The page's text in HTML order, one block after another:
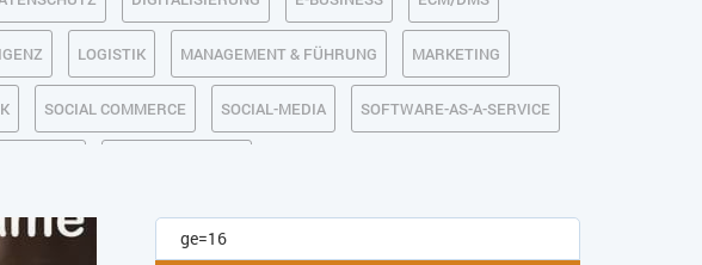
LOGISTIK MANAGEMENT & FÜHRUNG MARKETING
SOCIAL COMMERCE SOCIAL-MEDIA SOFTWARE-AS-A-SERVICE